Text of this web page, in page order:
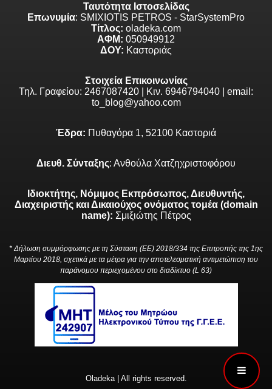
Ταυτότητα Ιστοσελίδας
Επωνυμία: SMIXIOTIS PETROS - StarSystemPro
Τίτλος: oladeka.com
ΑΦΜ: 050949912
ΔΟΥ: Καστοριάς
Στοιχεία Επικοινωνίας
Τηλ. Γραφείου: 2467087420 | Κιν. 6946794040 | email:
to_blog@yahoo.com
Έδρα: Πυθαγόρα 1, 52100 Καστοριά
Διευθ. Σύνταξης: Ανθούλα Χατζηχριστοφόρου
Ιδιοκτήτης, Νόμιμος Εκπρόσωπος, Διευθυντής,
Διαχειριστής και Δικαιούχος ονόματος τομέα (domain
name): Σμιξιώτης Πέτρος
* Δήλωση συμμόρφωσης με τη Σύσταση (ΕΕ) 2018/334 της Επιτροπής της 1ης
Μαρτίου 2018, σχετικά με τα μέτρα για την αποτελεσματική αντιμετώπιση του
παράνομου περιεχομένου στο διαδίκτυο (L 63)
Oladeka | All rights reserved.